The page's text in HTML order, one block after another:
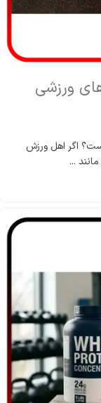
ورزشی
اگر اهل ورزش
...